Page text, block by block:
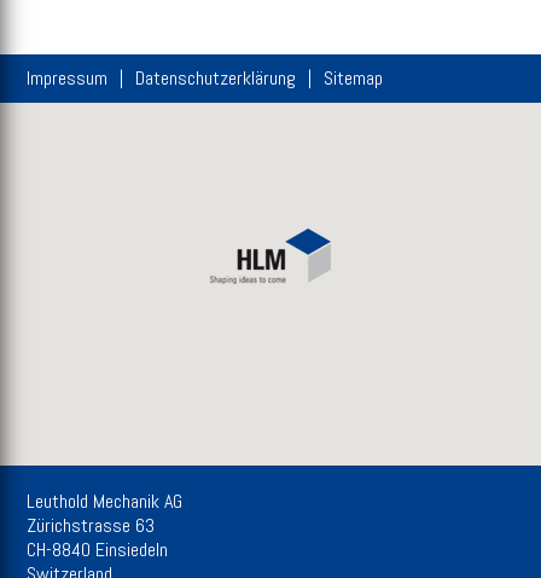
Impressum Datenschutzerklärung Sitemap
Leuthold Mechanik AG
Zürichstrasse 63
CH-8840 Einsiedeln